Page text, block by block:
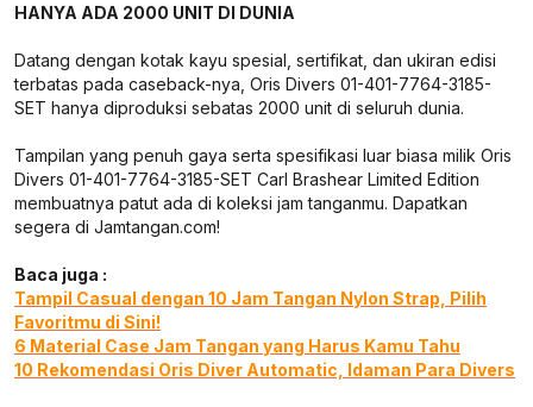
HANYA ADA 2000 UNIT DI DUNIA
Datang dengan kotak kayu spesial, sertifikat, dan ukiran edisi
terbatas pada caseback-nya, Oris Divers 01-401-7764-3185-
SET hanya diproduksi sebatas 2000 unit di seluruh dunia.
Tampilan yang penuh gaya serta spesifikasi luar biasa milik Oris
Divers 01-401-7764-3185-SET Carl Brashear Limited Edition
membuatnya patut ada di koleksi jam tanganmu. Dapatkan
segera di Jamtangan.com!
Baca juga :
Tampil Casual dengan 10 Jam Tangan Nylon Strap, Pilih
Favoritmu di Sini!
6 Material Case Jam Tangan yang Harus Kamu Tahu
10 Rekomendasi Oris Diver Automatic, Idaman Para Divers